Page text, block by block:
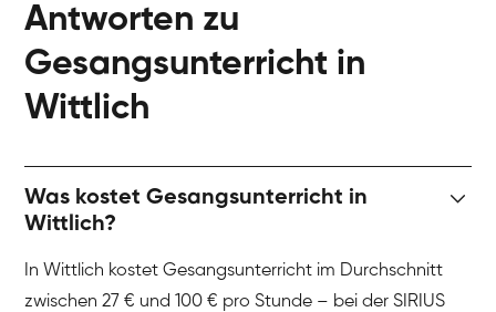
Antworten zu
Gesangsunterricht in
Wittlich
Was kostet Gesangsunterricht in
Wittlich?
In Wittlich kostet Gesangsunterricht im Durchschnitt
zwischen 27 € und 100 € pro Stunde – bei der SIRIUS